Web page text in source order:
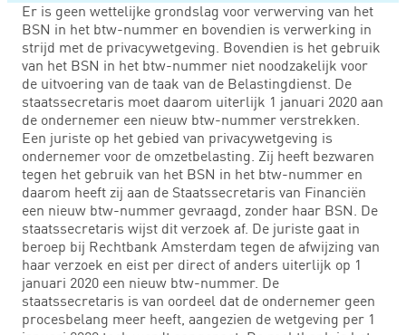
Er is geen wettelijke grondslag voor verwerving van het
BSN in het btw-nummer en bovendien is verwerking in
strijd met de privacywetgeving. Bovendien is het gebruik
van het BSN in het btw-nummer niet noodzakelijk voor
de uitvoering van de taak van de Belastingdienst. De
staatssecretaris moet daarom uiterlijk 1 januari 2020 aan
de ondernemer een nieuw btw-nummer verstrekken.
Een juriste op het gebied van privacywetgeving is
ondernemer voor de omzetbelasting. Zij heeft bezwaren
tegen het gebruik van het BSN in het btw-nummer en
daarom heeft zij aan de Staatssecretaris van Financiën
een nieuw btw-nummer gevraagd, zonder haar BSN. De
staatssecretaris wijst dit verzoek af. De juriste gaat in
beroep bij Rechtbank Amsterdam tegen de afwijzing van
haar verzoek en eist per direct of anders uiterlijk op 1
januari 2020 een nieuw btw-nummer. De
staatssecretaris is van oordeel dat de ondernemer geen
procesbelang meer heeft, aangezien de wetgeving per 1